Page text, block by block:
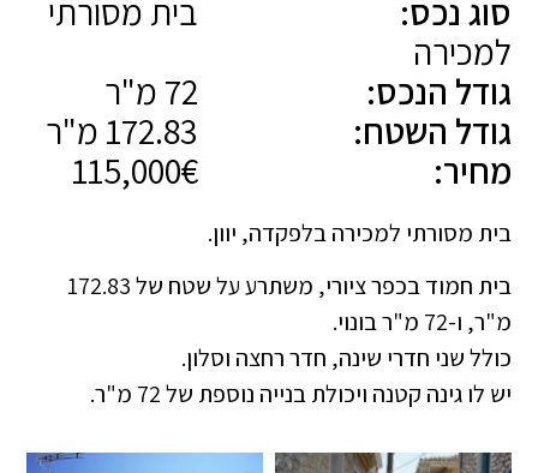
סוג נכס:
בית מסורתי
למכירה
גודל הנכס:
גודל השטח:
מחיר:
115,000€
בית מסורתי למכירה בלפקדה, יוון.
בית חמוד בכפר ציורי, משתרע על שטח של 172.83
מ"ר, ו-72 מ"ר בונוי.
כולל שני חדרי שינה, חדר רחצה וסלון.
יש לו גינה קטנה ויכולת בנייה נוספת של 72 מ"ר.